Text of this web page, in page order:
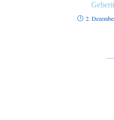
Geberit
2.